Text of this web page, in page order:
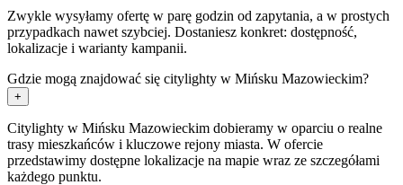
Zwykle wysyłamy ofertę w parę godzin od zapytania, a w prostych
przypadkach nawet szybciej. Dostaniesz konkret: dostępność,
lokalizacje i warianty kampanii.
Gdzie mogą znajdować się citylighty w Mińsku Mazowieckim?
+
Citylighty w Mińsku Mazowieckim dobieramy w oparciu o realne
trasy mieszkańców i kluczowe rejony miasta. W ofercie
przedstawimy dostępne lokalizacje na mapie wraz ze szczegółami
każdego punktu.